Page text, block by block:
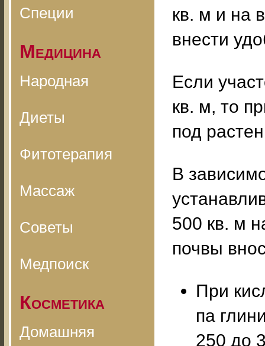
Специи
Медицина
Народная
Диеты
Фитотерапия
Массаж
Советы
Медпоиск
Косметика
Домашняя
кв. м и на
внести
Если
кв. м, то
под
В
500 кв. м
почвы
При
па
250 до